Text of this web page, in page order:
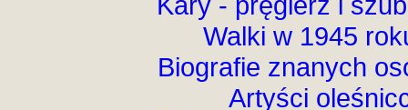
Walki w 1945
Biografie znanych
Artyści